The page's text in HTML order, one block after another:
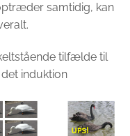
samtidig, kan
tilfælde til
induktion